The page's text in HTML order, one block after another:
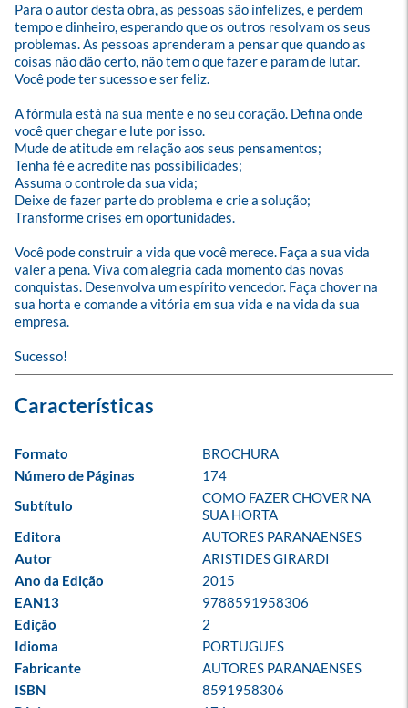
Para o autor desta obra, as pessoas são infelizes, e perdem
tempo e dinheiro, esperando que os outros resolvam os seus
problemas. As pessoas aprenderam a pensar que quando as
coisas não dão certo, não tem o que fazer e param de lutar.
Você pode ter sucesso e ser feliz.
A fórmula está na sua mente e no seu coração. Defina onde
você quer chegar e lute por isso.
Mude de atitude em relação aos seus pensamentos;
Tenha fé e acredite nas possibilidades;
Assuma o controle da sua vida;
Deixe de fazer parte do problema e crie a solução;
Transforme crises em oportunidades.
Você pode construir a vida que você merece. Faça a sua vida
valer a pena. Viva com alegria cada momento das novas
conquistas. Desenvolva um espírito vencedor. Faça chover na
sua horta e comande a vitória em sua vida e na vida da sua
empresa.
Sucesso!
Formato
BROCHURA
Número de Páginas
174
Subtítulo
COMO FAZER CHOVER NA
SUA HORTA
Editora
AUTORES PARANAENSES
Autor
ARISTIDES GIRARDI
Ano da Edição
2015
EAN13
9788591958306
Edição
2
Idioma
PORTUGUES
Fabricante
AUTORES PARANAENSES
ISBN
8591958306